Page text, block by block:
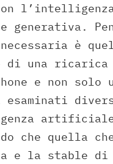
è
di una ricarica
e non solo
esaminati
che quella
e la stable di